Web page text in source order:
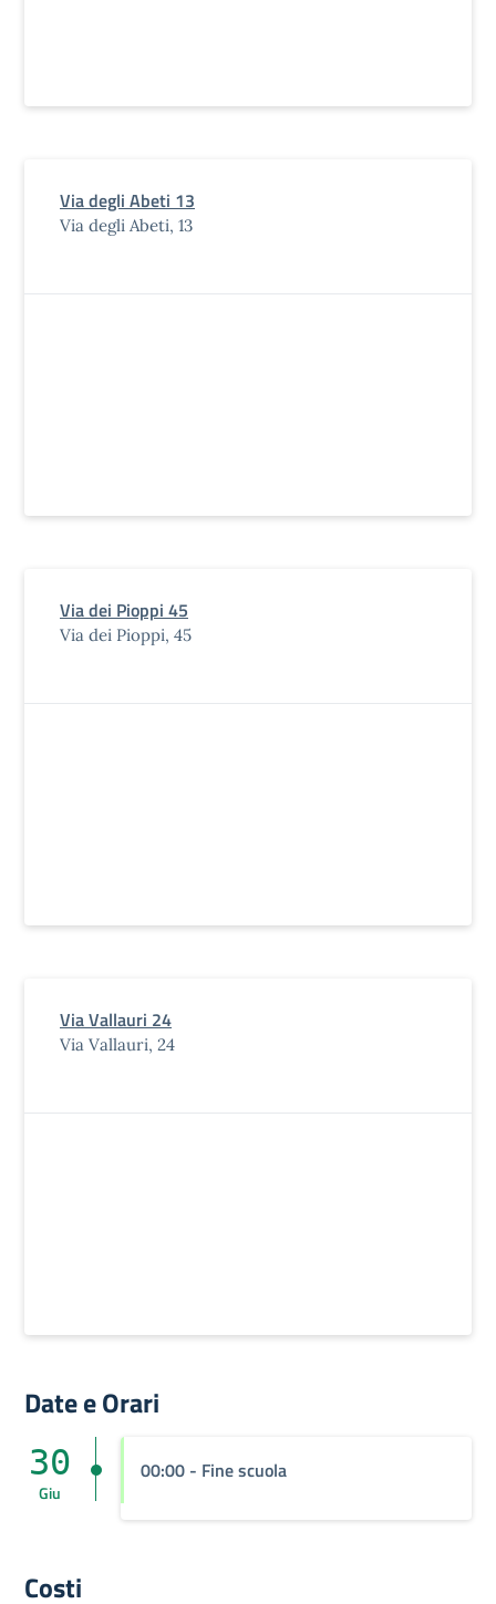
Via degli Abeti 13
Via degli Abeti, 13
Via dei Pioppi 45
Via dei Pioppi, 45
Via Vallauri 24
Via Vallauri, 24
Date e Orari
00:00 - Fine scuola
30
Giu
Costi